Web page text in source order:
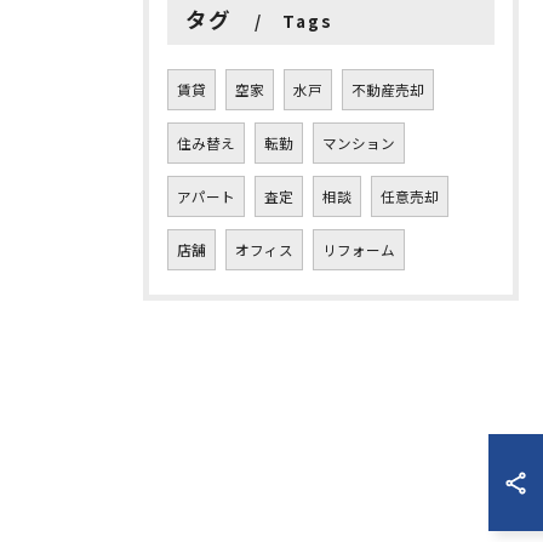
タグ Tags
賃貸 空家 水戸 不動産売却
住み替え 転勤 マンション
アパート 査定 相談 任意売却
店舗 オフィス リフォーム